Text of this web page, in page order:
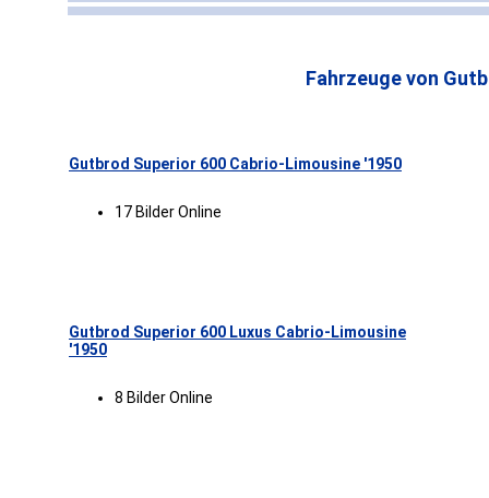
Fahrzeuge von
Gutbrod Superior 600 Cabrio-Limousine '1950
17 Bilder Online
Gutbrod Superior 600 Luxus Cabrio-Limousine
'1950
8 Bilder Online